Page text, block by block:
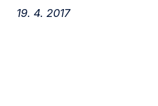
19. 4. 2017